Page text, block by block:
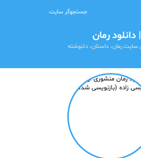
دانلود رمان
سایت رمان، داستان، دلنوشته